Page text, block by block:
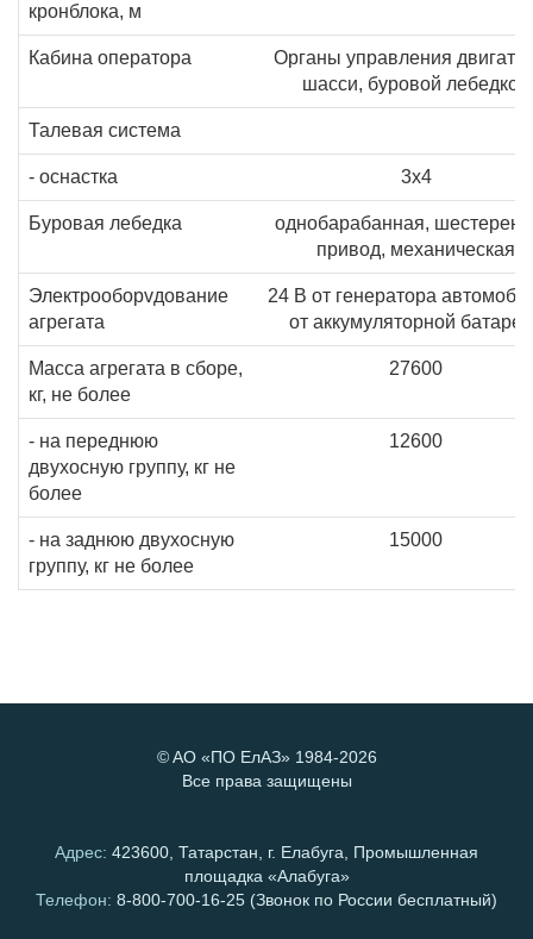
кронблока, м
Кабина оператора
Органы управления
шасси, буровой лебедкой
Талевая система
- оснастка 3х4
Буровая лебедка
однобарабанная,
привод, механическая
Электрооборvдование
агрегата
24 В от генератора
от аккумуляторной
Масса агрегата в сборе,
кг, не более
27600
- на переднюю
двухосную группу, кг не
более
12600
- на заднюю двухосную
группу, кг не более
15000
©AO «ПО ЕлАЗ»1984-2026
Все права защищены
Адрес: 423600, Татарстан, г. Елабуга, Промышленная
площадка «Алабуга»
Телефон: 8-800-700-16-25 (Звонок по России бесплатный)